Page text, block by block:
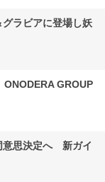
ラビアに登場し妖
GROUP
意思決定へ 新ガイ